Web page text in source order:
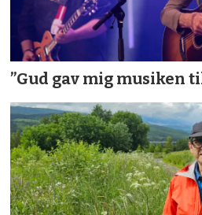
”Gud gav mig musiken